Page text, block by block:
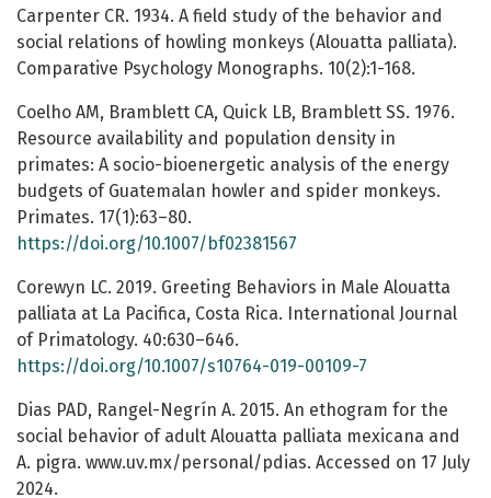
Carpenter CR. 1934. A field study of the behavior and
social relations of howling monkeys (Alouatta palliata).
Comparative Psychology Monographs. 10(2):1-168.
Coelho AM, Bramblett CA, Quick LB, Bramblett SS. 1976.
Resource availability and population density in
primates: A socio-bioenergetic analysis of the energy
budgets of Guatemalan howler and spider monkeys.
Primates. 17(1):63–80.
https://doi.org/10.1007/bf02381567
Corewyn LC. 2019. Greeting Behaviors in Male Alouatta
palliata at La Pacifica, Costa Rica. International Journal
of Primatology. 40:630–646.
https://doi.org/10.1007/s10764-019-00109-7
Dias PAD, Rangel-Negrín A. 2015. An ethogram for the
social behavior of adult Alouatta palliata mexicana and
A. pigra. www.uv.mx/personal/pdias. Accessed on 17 July
2024.